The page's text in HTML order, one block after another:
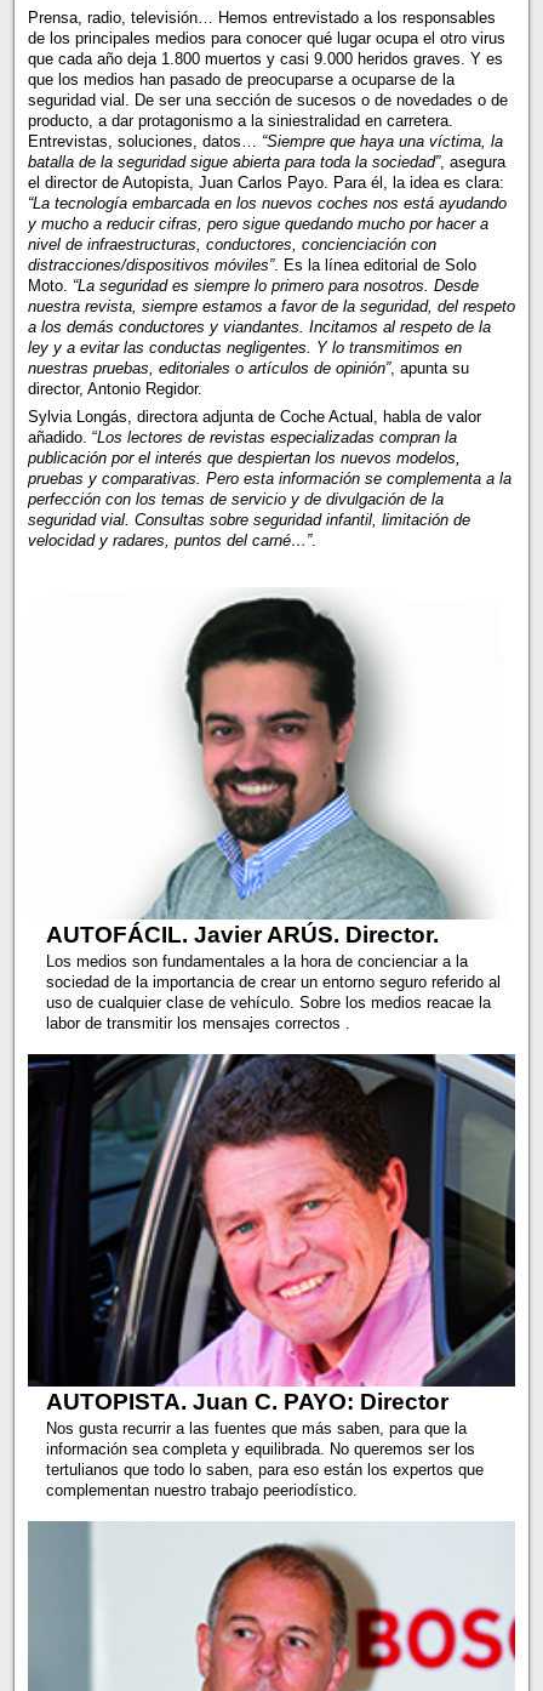
Prensa, radio, televisión… Hemos entrevistado a los responsables
de los principales medios para conocer qué lugar ocupa el otro virus
que cada año deja 1.800 muertos y casi 9.000 heridos graves. Y es
que los medios han pasado de preocuparse a ocuparse de la
seguridad vial. De ser una sección de sucesos o de novedades o de
producto, a dar protagonismo a la siniestralidad en carretera.
Entrevistas, soluciones, datos…
“Siempre que haya una víctima, la
batalla de la seguridad sigue abierta para toda la sociedad”, asegura
el director de Autopista, Juan Carlos Payo. Para él, la idea es clara:
“La tecnología embarcada en los nuevos coches nos está ayudando
y mucho a reducir cifras, pero sigue quedando mucho por hacer a
nivel de infraestructuras, conductores, concienciación con
distracciones/dispositivos móviles”. Es la línea editorial de Solo
Moto. “La seguridad es siempre lo primero para nosotros. Desde
nuestra revista, siempre estamos a favor de la seguridad, del respeto
a los demás conductores y viandantes. Incitamos al respeto de la
ley y a evitar las conductas negligentes. Y lo transmitimos en
nuestras pruebas, editoriales o artículos de opinión”, apunta su
director, Antonio Regidor.
Sylvia Longás, directora adjunta de Coche Actual, habla de valor
añadido. “Los lectores de revistas especializadas compran la
publicación por el interés que despiertan los nuevos modelos,
pruebas y comparativas. Pero esta información se complementa a la
perfección con los temas de servicio y de divulgación de la
seguridad vial. Consultas sobre seguridad infantil, limitación de
velocidad y radares, puntos del carné…”.
AUTOFÁCIL. Javier ARÚS. Director.
Los medios son fundamentales a la hora de concienciar a la
sociedad de la importancia de crear un entorno seguro referido al
uso de cualquier clase de vehículo. Sobre los medios reacae la
labor de transmitir los mensajes correctos .
AUTOPISTA. Juan C. PAYO: Director
Nos gusta recurrir a las fuentes que más saben, para que la
información sea completa y equilibrada. No queremos ser los
tertulianos que todo lo saben, para eso están los expertos que
complementan nuestro trabajo peeriodístico.